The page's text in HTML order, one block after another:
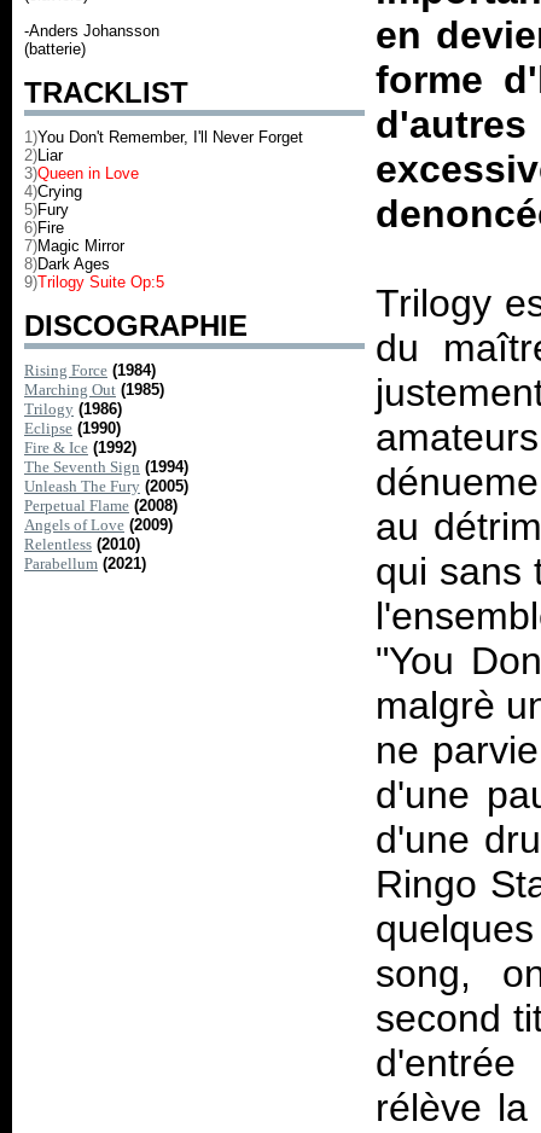
-Anders Johansson
(batterie)
TRACKLIST
1)You Don't Remember, I'll Never Forget
2)Liar
3)Queen in Love
4)Crying
5)Fury
6)Fire
7)Magic Mirror
8)Dark Ages
9)Trilogy Suite Op:5
DISCOGRAPHIE
Rising Force (1984)
Marching Out (1985)
Trilogy (1986)
Eclipse (1990)
Fire & Ice (1992)
The Seventh Sign (1994)
Unleash The Fury (2005)
Perpetual Flame (2008)
Angels of Love (2009)
Relentless (2010)
Parabellum (2021)
en
forme
Trilogy
du
au
qui sans
"You
malgrè
ne
d'une
d'une
Ringo
song,
second
rélève